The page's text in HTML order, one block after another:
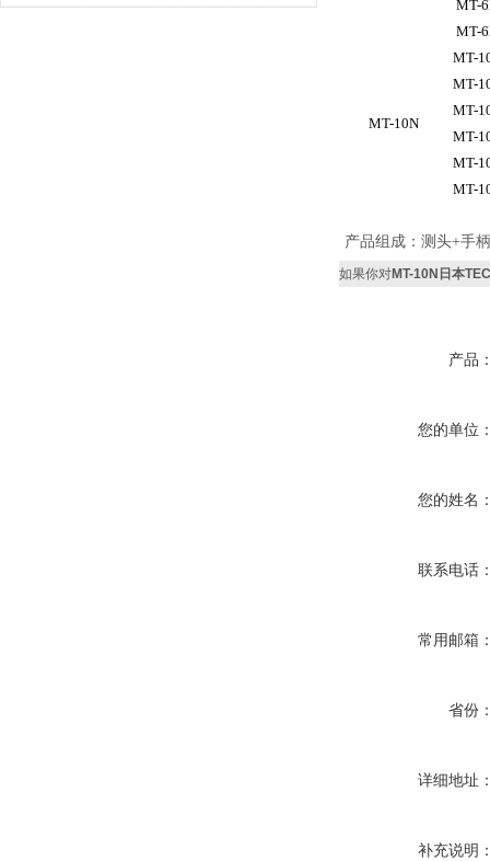
MT-
MT-
MT-10N
MT-
MT-
MT-
MT-
MT-
MT-
产品组成：测头+手
如果你对MT-10N日本
产品
您的单位
您的姓名
联系电话
常用邮箱
省份
详细地址
补充说明